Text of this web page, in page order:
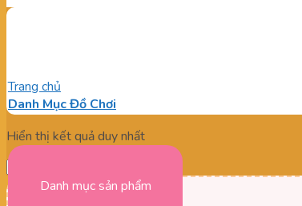
Trang chủ
Danh Mục Đồ Chơi
Hiển thị kết quả duy nhất
Danh mục sản phẩm